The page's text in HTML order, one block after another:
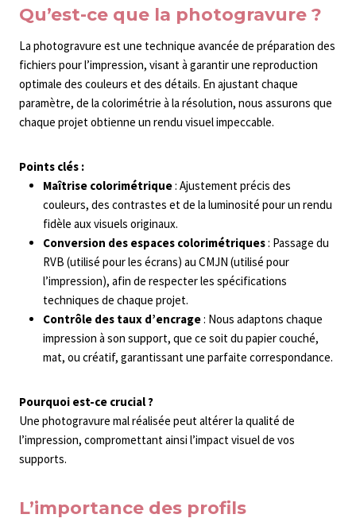
Qu’est-ce que la photogravure ?
La photogravure est une technique avancée de préparation des
fichiers pour l’impression, visant à garantir une reproduction
optimale des couleurs et des détails. En ajustant chaque
paramètre, de la colorimétrie à la résolution, nous assurons que
chaque projet obtienne un rendu visuel impeccable.
Points clés :
Maîtrise colorimétrique: Ajustement précis des
couleurs, des contrastes et de la luminosité pour un rendu
fidèle aux visuels originaux.
Conversion des espaces colorimétriques: Passage du
RVB (utilisé pour les écrans) au CMJN (utilisé pour
l’impression), afin de respecter les spécifications
techniques de chaque projet.
Contrôle des taux d’encrage: Nous adaptons chaque
impression à son support, que ce soit du papier couché,
mat, ou créatif, garantissant une parfaite correspondance.
Pourquoi est-ce crucial ?
Une photogravure mal réalisée peut altérer la qualité de
l’impression, compromettant ainsi l’impact visuel de vos
supports.
L’importance des profils